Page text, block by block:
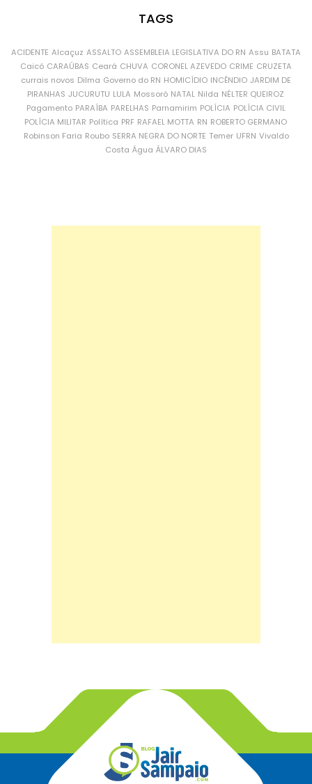
TAGS
ACIDENTE Alcaçuz ASSALTO ASSEMBLEIA LEGISLATIVA DO RN Assu BATATA
Caicó CARAÚBAS Ceará CHUVA CORONEL AZEVEDO CRIME CRUZETA
currais novos Dilma Governo do RN HOMICÍDIO INCÊNDIO JARDIM DE
PIRANHAS JUCURUTU LULA Mossoró NATAL Nilda NÉLTER QUEIROZ
Pagamento PARAÍBA PARELHAS Parnamirim POLÍCIA POLÍCIA CIVIL
POLÍCIA MILITAR Política PRF RAFAEL MOTTA RN ROBERTO GERMANO
Robinson Faria Roubo SERRA NEGRA DO NORTE Temer UFRN Vivaldo
Costa Água ÁLVARO DIAS